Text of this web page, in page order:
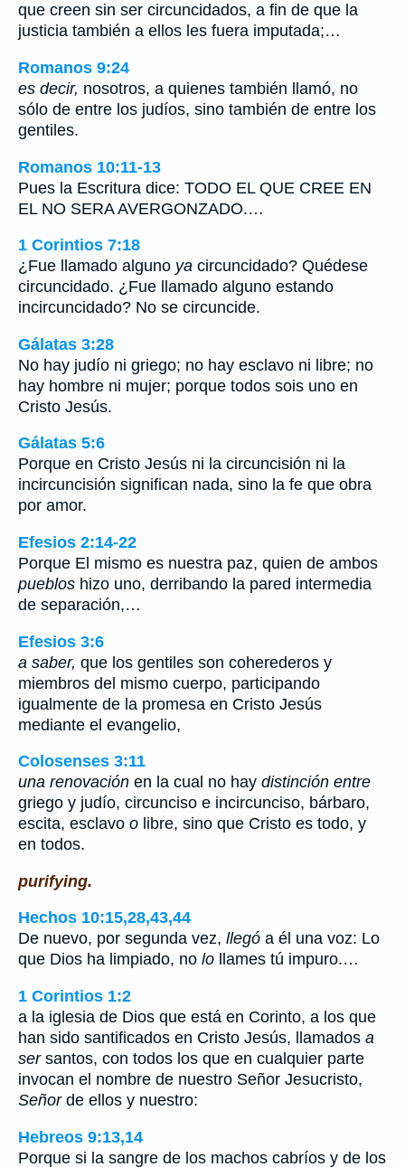
que creen sin ser circuncidados, a fin de que la
justicia también a ellos les fuera imputada;…
Romanos 9:24
es decir, nosotros, a quienes también llamó, no
sólo de entre los judíos, sino también de entre los
gentiles.
Romanos 10:11-13
Pues la Escritura dice: TODO EL QUE CREE EN
EL NO SERA AVERGONZADO.…
1 Corintios 7:18
¿Fue llamado alguno ya circuncidado? Quédese
circuncidado. ¿Fue llamado alguno estando
incircuncidado? No se circuncide.
Gálatas 3:28
No hay judío ni griego; no hay esclavo ni libre; no
hay hombre ni mujer; porque todos sois uno en
Cristo Jesús.
Gálatas 5:6
Porque en Cristo Jesús ni la circuncisión ni la
incircuncisión significan nada, sino la fe que obra
por amor.
Efesios 2:14-22
Porque El mismo es nuestra paz, quien de ambos
pueblos hizo uno, derribando la pared intermedia
de separación,…
Efesios 3:6
a saber, que los gentiles son coherederos y
miembros del mismo cuerpo, participando
igualmente de la promesa en Cristo Jesús
mediante el evangelio,
Colosenses 3:11
una renovación en la cual no hay distinción entre
griego y judío, circunciso e incircunciso, bárbaro,
escita, esclavo o libre, sino que Cristo es todo, y
en todos.
purifying.
Hechos 10:15,28,43,44
De nuevo, por segunda vez, llegó a él una voz: Lo
que Dios ha limpiado, no lo llames tú impuro.…
1 Corintios 1:2
a la iglesia de Dios que está en Corinto, a los que
han sido santificados en Cristo Jesús, llamados a
sersantos, con todos los que en cualquier parte
invocan el nombre de nuestro Señor Jesucristo,
Señorde ellos y nuestro:
Hebreos 9:13,14
Porque si la sangre de los machos cabríos y de los